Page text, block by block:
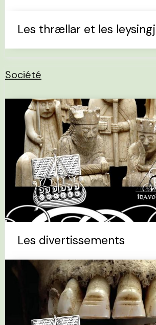
Les thrællar et les
Société
Les divertissements